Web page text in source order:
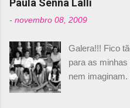
experiente.”
não
de
outros pilotos
Romain falando sobre o fato
@RGrosjean ! #EifelGP 🇩🇪
pic.twitter.com/
2020 Beijinhos, Ludy
- novembro 08, 2009
Galera!!! Fico
para as
nem
nunca falei